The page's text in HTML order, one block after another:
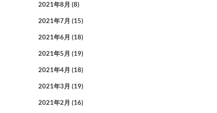
2021年8月 (8)
2021年7月 (15)
2021年6月 (18)
2021年5月 (19)
2021年4月 (18)
2021年3月 (19)
2021年2月 (16)